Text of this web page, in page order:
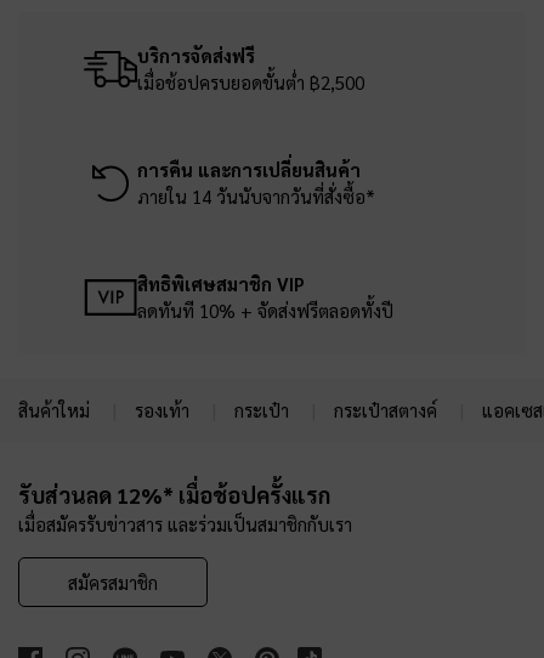
บริการจัดส่งฟรี
เมื่อช้อปครบยอดขั้นต่ำ ฿2,500
การคืน และการเปลี่ยนสินค้า
ภายใน 14 วันนับจากวันที่สั่งซื้อ*
สิทธิพิเศษสมาชิก VIP
ลดทันที 10% + จัดส่งฟรีตลอดทั้งปี
สินค้าใหม่ รองเท้า กระเป๋า กระเป๋าสตางค์ แอคเซ
รับส่วนลด 12%* เมื่อช้อปครั้งแรก
เมื่อสมัครรับข่าวสาร และร่วมเป็นสมาชิกกับเรา
สมัครสมาชิก